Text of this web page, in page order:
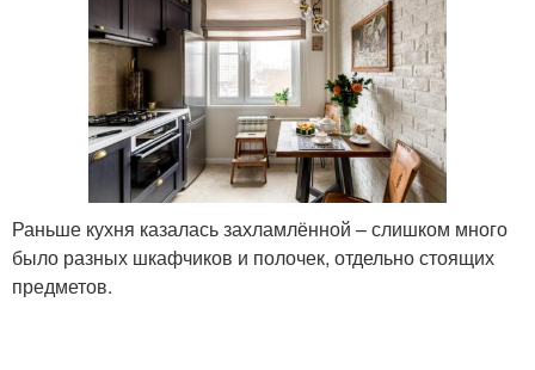
Раньше кухня казалась захламлённой – слишком много
было разных шкафчиков и полочек, отдельно стоящих
предметов.